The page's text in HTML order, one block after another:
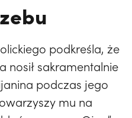
i Chorwacji,
podkreśla, że
nosił sakramentalnie
podczas jego
mu na